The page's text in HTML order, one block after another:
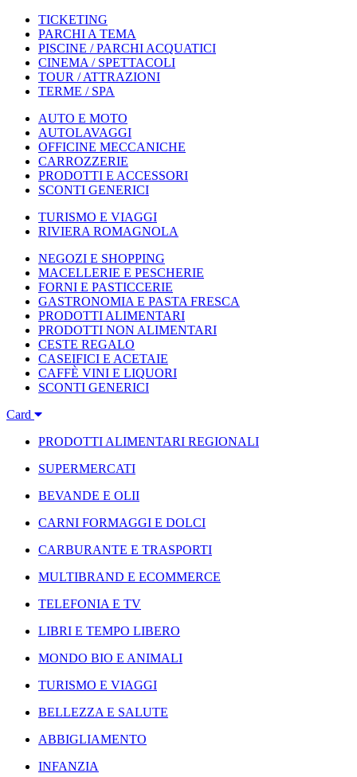
TICKETING
PARCHI A TEMA
PISCINE / PARCHI ACQUATICI
CINEMA / SPETTACOLI
TOUR / ATTRAZIONI
TERME / SPA
AUTO E MOTO
AUTOLAVAGGI
OFFICINE MECCANICHE
CARROZZERIE
PRODOTTI E ACCESSORI
SCONTI GENERICI
TURISMO E VIAGGI
RIVIERA ROMAGNOLA
NEGOZI E SHOPPING
MACELLERIE E PESCHERIE
FORNI E PASTICCERIE
GASTRONOMIA E PASTA FRESCA
PRODOTTI ALIMENTARI
PRODOTTI NON ALIMENTARI
CESTE REGALO
CASEIFICI E ACETAIE
CAFFÈ VINI E LIQUORI
SCONTI GENERICI
Card
PRODOTTI ALIMENTARI REGIONALI
SUPERMERCATI
BEVANDE E OLII
CARNI FORMAGGI E DOLCI
CARBURANTE E TRASPORTI
MULTIBRAND E ECOMMERCE
TELEFONIA E TV
LIBRI E TEMPO LIBERO
MONDO BIO E ANIMALI
TURISMO E VIAGGI
BELLEZZA E SALUTE
ABBIGLIAMENTO
INFANZIA